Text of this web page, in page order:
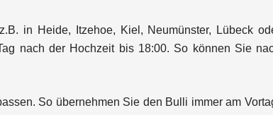
in Heide, Itzehoe, Kiel, Neumünster, Lübeck
nach der Hochzeit bis 18:00. So können Sie
So übernehmen Sie den Bulli immer am